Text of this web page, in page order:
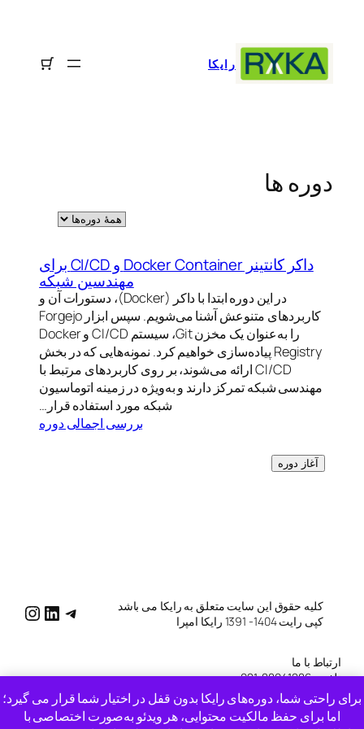
برای راحتی شما، دوره‌های رایکا بدون قفل در اختیار شما قرار می گیرد؛
اما برای حفظ مالکیت محتوایی، هر ویدئو به‌صورت اختصاصی با
رایکا
دوره ها
داکر کانتینر Docker Container و CI/CD برای
مهندسین شبکه
در این دوره ابتدا با داکر (Docker)، دستورات آن و
کاربردهای متنوعش آشنا می‌شویم. سپس ابزار Forgejo
را به‌عنوان یک مخزن Git، سیستم CI/CD و Docker
Registry پیاده‌سازی خواهیم کرد. نمونه‌هایی که در بخش
CI/CD ارائه می‌شوند، بر روی کاربردهای مرتبط با
مهندسی شبکه تمرکز دارند و به‌ویژه در زمینه اتوماسیون
شبکه مورد استفاده قرار…
بررسی اجمالی دوره
آغاز دوره
کلیه حقوق این سایت متعلق به رایکا می باشد
کپی رایت 1404- 1391 رایکا امپرا
raykatg
ارتباط با ما
تلفن : 88041286-021
موبایل: 09050673695
ایمیل : info [at] rayka-co [dot] ir
دسترسی به سفارش ها و تیکت های سایت قدیمیاینجا